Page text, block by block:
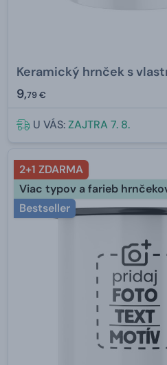
Keramický hrnček s
9,79 €
U VÁS:ZAJTRA 7. 8.
2+1 ZDARMA
Viac typov a farieb
Bestseller